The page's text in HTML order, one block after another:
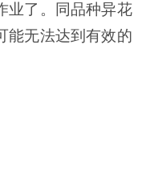
业了。同品种异花
能无法达到有效的